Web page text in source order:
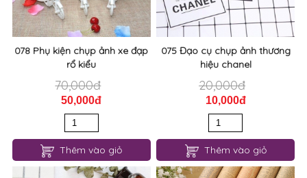
078 Phụ kiện chụp ảnh xe đạp
rổ kiểu
70,000đ
50,000đ
Thêm vào giỏ
075 Đạo cụ chụp ảnh thương
hiệu chanel
20,000đ
10,000đ
Thêm vào giỏ